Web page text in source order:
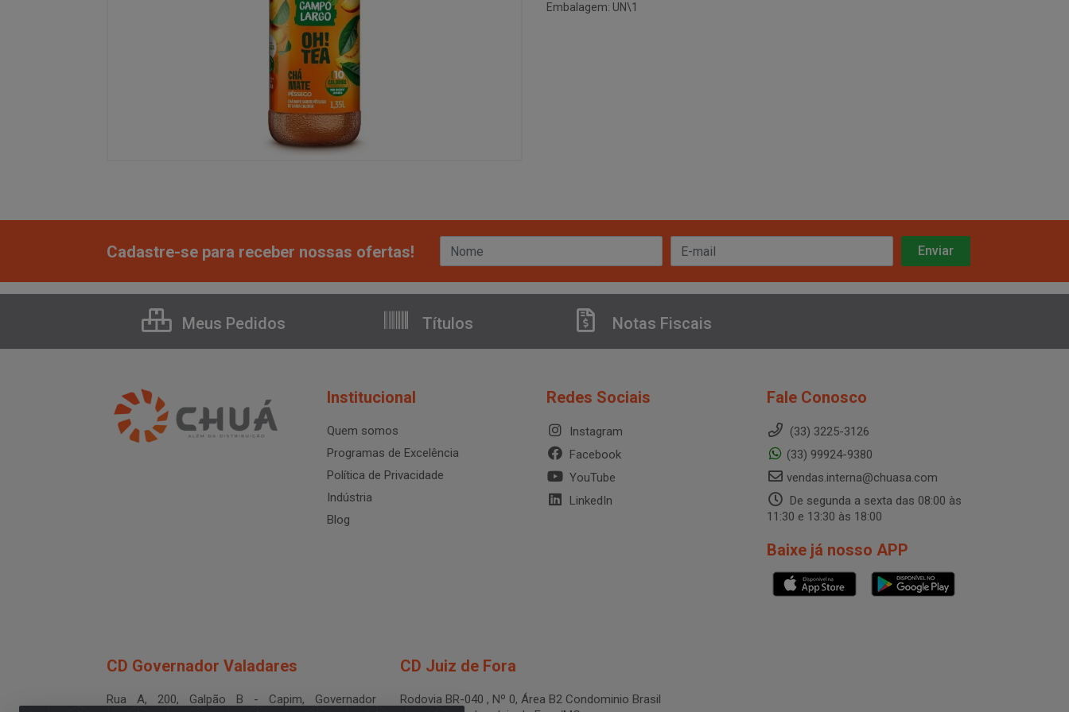
Embalagem: UN\1
Cadastre-se para receber nossas ofertas!
Meus Pedidos Títulos Notas Fiscais
Institucional
Quem somos
Programas de Excelência
Política de Privacidade
Indústria
Blog
Redes Sociais
Instagram
Facebook
YouTube
LinkedIn
Fale Conosco
(33) 3225-3126
(33) 99924-9380
vendas.interna@chuasa.com
De segunda a sexta das 08:00 às
11:30 e 13:30 às 18:00
Baixe já nosso APP
CD Governador Valadares
Rua A, 200, Galpão B - Capim, Governador
CD Juiz de Fora
Rodovia BR-040 , Nº 0, Área B2 Condominio Brasil